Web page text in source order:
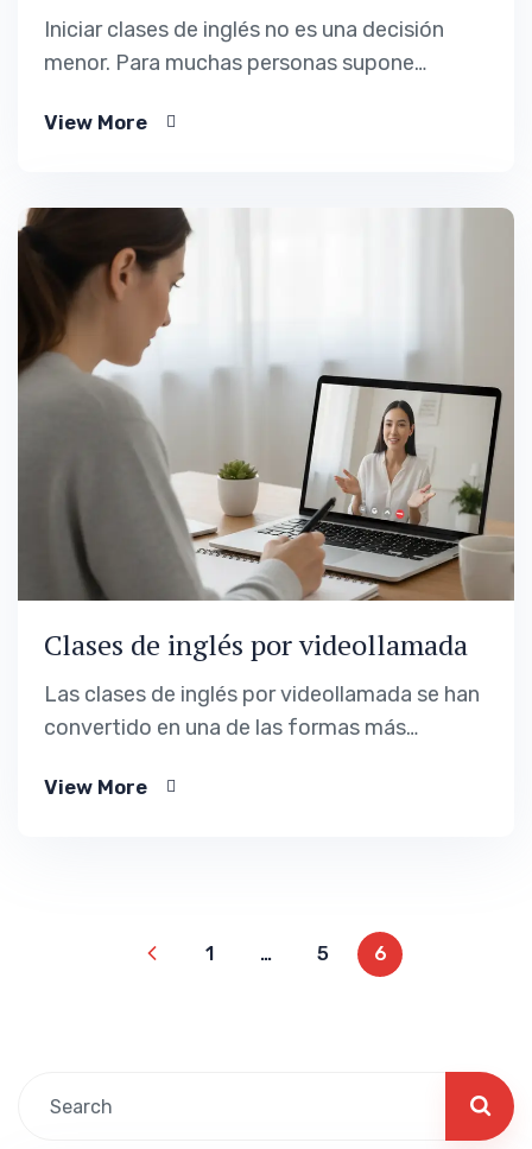
Iniciar clases de inglés no es una decisión
menor. Para muchas personas supone
ganar seguridad personal o poder
ya no es un extra: es una herramienta
práctica para la vida diaria, el…
View More
Clases de inglés por videollamada
Las clases de inglés por videollamada se han
convertido en una de las formas más
No por la plataforma en sí, sino porque
View More
1 … 5 6